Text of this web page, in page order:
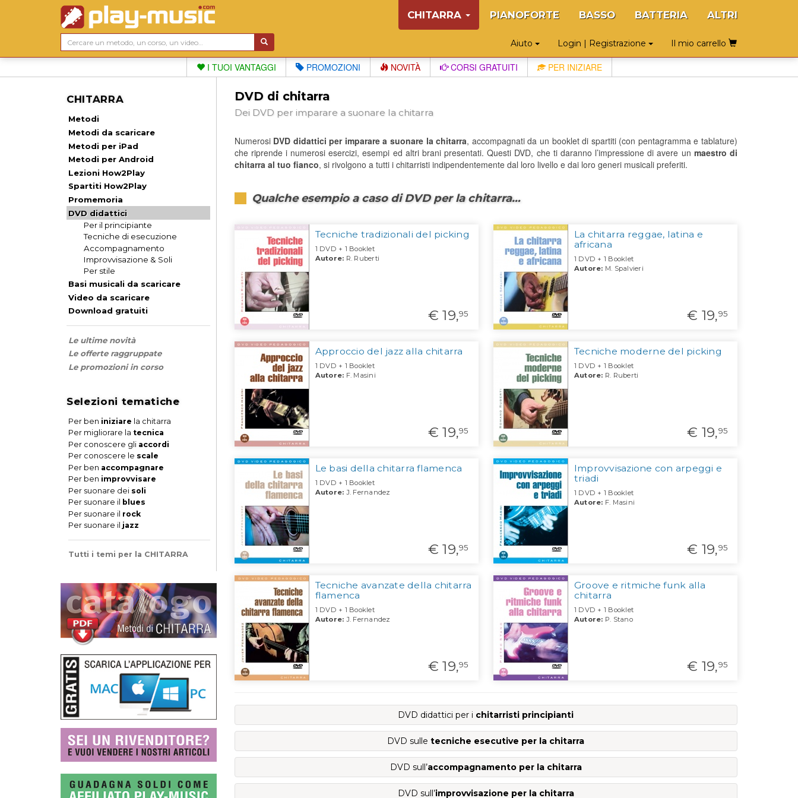
CHITARRA PIANOFORTE BASSO BATTERIA ALTRI
Aiuto Login | Registrazione Il mio carrello
I TUOI VANTAGGI PROMOZIONI NOVITÀ CORSI GRATUITI PER INIZIARE
CHITARRA
Metodi
Metodi da scaricare
Metodi per iPad
Metodi per Android
Lezioni How2Play
Spartiti How2Play
Promemoria
DVD didattici
Per il principiante
Tecniche di esecuzione
Accompagnamento
Improvvisazione & Soli
Per stile
Basi musicali da scaricare
Video da scaricare
Download gratuiti
Le ultime novità
Le offerte raggruppate
Le promozioni in corso
Selezioni tematiche
Per ben iniziare la chitarra
Per migliorare la tecnica
Per conoscere gli accordi
Per conoscere le scale
Per ben accompagnare
Per ben improvvisare
Per suonare dei soli
Per suonare il blues
Per suonare il rock
Per suonare il jazz
Tutti i temi per la CHITARRA
DVD di chitarra
Dei DVD per imparare a suonare la chitarra
Numerosi DVD didattici per imparare a suonare la chitarra, accompagnati da un booklet di spartiti (con pentagramma e tablature)
che riprende i numerosi esercizi, esempi ed altri brani presentati. Questi DVD, che ti daranno l’impressione di avere un maestro di
chitarra al tuo fianco, si rivolgono a tutti i chitarristi indipendentemente dal loro livello e dai loro generi musicali preferiti.
Qualche esempio a caso di DVD per la chitarra…
Tecniche tradizionali del picking
1 DVD + 1 Booklet
Autore: R. Ruberti
€ 19,95
La chitarra reggae, latina e
africana
1 DVD + 1 Booklet
Autore: M. Spalvieri
€ 19,95
Approccio del jazz alla chitarra
1 DVD + 1 Booklet
Autore: F. Masini
€ 19,95
Tecniche moderne del picking
1 DVD + 1 Booklet
Autore: R. Ruberti
€ 19,95
Le basi della chitarra flamenca
1 DVD + 1 Booklet
Autore: J. Fernandez
€ 19,95
Improvvisazione con arpeggi e
triadi
1 DVD + 1 Booklet
Autore: F. Masini
€ 19,95
Tecniche avanzate della chitarra
flamenca
1 DVD + 1 Booklet
Autore: J. Fernandez
€ 19,95
Groove e ritmiche funk alla
chitarra
1 DVD + 1 Booklet
Autore: P. Stano
€ 19,95
DVD didattici per i chitarristi principianti
DVD sulletecniche esecutive per la chitarra
DVD sull’accompagnamento per la chitarra
DVD sull’improvvisazione per la chitarra